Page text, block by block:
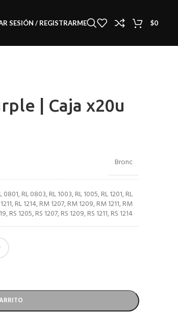
SESIÓN / REGISTRARME $0
| Caja x20u
Bronc
0801,RL 0803,RL 1003,RL 1005,RL 1201,RL
,RL 1214,RM 1207,RM 1209,RM 1211,RM
,RS 1205,RS 1207,RS 1209,RS 1211,RS 1214